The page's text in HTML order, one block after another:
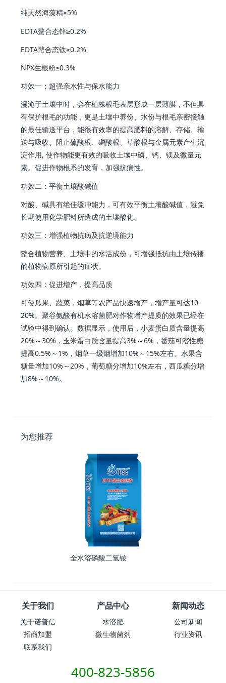
纯天然海藻精≥5%
EDTA螯合态锌≥0.2%
EDTA螯合态铁≥0.2%
NPX生根粉≥0.3%
功效一：超强亲水性与保水能力
漫淹于土壤中时，会在植株根毛表层形成一层薄膜，不但具
有保护根毛的功能，更是土壤中养份、水份与根毛亲密接触
的最佳输送平台，能很有效率的提高肥料的溶解、存储、输
送与吸收。阻止硫酸根、磷酸根、草酸根与金属元素产生沉
淀作用, 使作物能更有效的吸收土壤中磷、钙、镁及微量元
素。促进作物根系的发育，加强抗病性。
功效二：平衡土壤酸碱值
对酸、碱具有绝佳缓冲能力，可有效平衡土壤酸碱值，避免
长期使用化学肥料所造成的土壤酸化。
功效三：增强植物抗病及抗逆境能力
整合植物营养、土壤中的水活成份，可增强抵抗由土壤传播
的植物病原所引起的症状。
功效四：促进增产，提高品质
可使瓜果、蔬菜，烟草等农产品快速增产，增产量可达10-
20%。聚谷氨酸有机水溶菌肥对作物增产提质的效果已经在
试验中得到确认。数据显示，使用后，小麦蛋白质含量提高
20%～30%，玉米蛋白质含量提高3%～6%，番茄可溶性糖
提高0.5%～1%，烟草一级烟增加10%～15%左右。水果含
糖量增加10%～20%，葡萄糖分增加10%左右，西瓜糖分增
加8%～10%。
为您推荐
全水溶磷酸二氢铵
关于我们
关于诺普信
招商加盟
联系我们
产品中心
水溶肥
微生物菌剂
新闻动态
公司新闻
行业资讯
400-823-5856